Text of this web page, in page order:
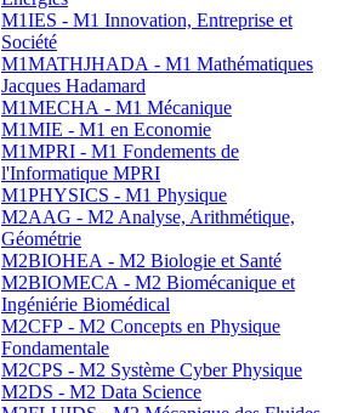
M1IES - M1 Innovation, Entreprise et
Société
M1MATHJHADA - M1 Mathématiques
Jacques Hadamard
M1MECHA - M1 Mécanique
M1MIE - M1 en Economie
M1MPRI - M1 Fondements de
l'Informatique MPRI
M1PHYSICS - M1 Physique
M2AAG - M2 Analyse, Arithmétique,
Géométrie
M2BIOHEA - M2 Biologie et Santé
M2BIOMECA - M2 Biomécanique et
Ingéniérie Biomédical
M2CFP - M2 Concepts en Physique
Fondamentale
M2CPS - M2 Système Cyber Physique
M2DS - M2 Data Science